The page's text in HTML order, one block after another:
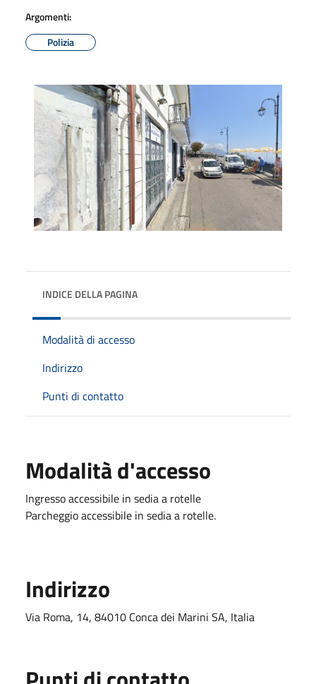
Argomenti:
Polizia
INDICE DELLA PAGINA
Modalità di accesso
Indirizzo
Punti di contatto
Modalità d'accesso
Ingresso accessibile in sedia a rotelle
Parcheggio accessibile in sedia a rotelle.
Indirizzo
Via Roma, 14, 84010 Conca dei Marini SA, Italia